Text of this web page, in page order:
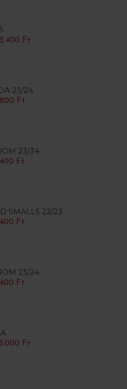
Ft
23/24
Ft
23/34
Ft
SMALLS 22/23
Ft
23/24
Ft
Ft